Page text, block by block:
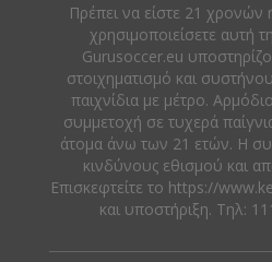
Πρέπει να είστε 21 χρονών
χρησιμοποιείσετε αυτή
Gurusoccer.eu
στοιχηματισμό και
παιχνίδια με μέτρο.
συμμετοχή σε τυχερά
άτομα άνω των 21 ετών. Η
κινδύνους εθισμού και
Eπισκεφτείτε το https://
και υποστήριξη. Tηλ: